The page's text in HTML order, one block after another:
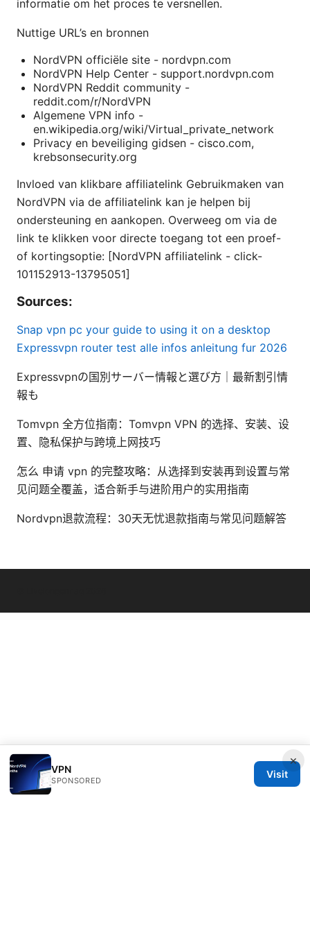
informatie om het proces te versnellen.
Nuttige URL’s en bronnen
NordVPN officiële site - nordvpn.com
NordVPN Help Center - support.nordvpn.com
NordVPN Reddit community -
reddit.com/r/NordVPN
Algemene VPN info -
en.wikipedia.org/wiki/Virtual_private_network
Privacy en beveiliging gidsen - cisco.com,
krebsonsecurity.org
Invloed van klikbare affiliatelink Gebruikmaken van
NordVPN via de affiliatelink kan je helpen bij
ondersteuning en aankopen. Overweeg om via de
link te klikken voor directe toegang tot een proef-
of kortingsoptie: [NordVPN affiliatelink - click-
101152913-13795051]
Sources:
Snap vpn pc your guide to using it on a desktop
Expressvpn router test alle infos anleitung fur 2026
Expressvpnの国別サーバー情報と選び方｜最新割引情
報も
Tomvpn 全方位指南：Tomvpn VPN 的选择、安装、设
置、隐私保护与跨境上网技巧
怎么 申请 vpn 的完整攻略：从选择到安装再到设置与常
见问题全覆盖，适合新手与进阶用户的实用指南
Nordvpn退款流程：30天无忧退款指南与常见问题解答
×
VPN
SPONSORED
Visit